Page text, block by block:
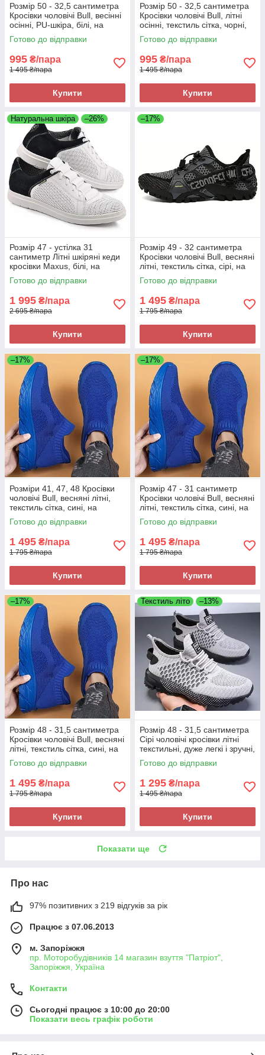
Розмір 50 - 32,5 сантиметра
Кросівки чоловічі Bull, весінні
осінні, PU-шкіра, білі, на
підошві з піни, легкі і зручні
Готово до відправки
995 ₴/пара
1 495 ₴/пара
Купити
Розмір 50 - 32,5 сантиметра
Кросівки чоловічі Bull, літні
осінні, текстиль сітка, чорні,
на підошві з піни, легкі і
зручні
Готово до відправки
995 ₴/пара
1 495 ₴/пара
Купити
Натуральна шкіра –26%
Розмір 47 - устілка 31
сантиметр Літні шкіряні кеди
кросівки Maxus, білі, на
підошві з піни, легкі та зручні
Готово до відправки
1 995 ₴/пара
2 695 ₴/пара
Купити
–17%
Розмір 49 - 32 сантиметра
Кросівки чоловічі Bull, весняні
літні, текстиль сітка, сірі, на
підошві з піни, легкі і зручні
Готово до відправки
1 495 ₴/пара
1 795 ₴/пара
Купити
–17%
Розміри 41, 47, 48 Кросівки
чоловічі Bull, весняні літні,
текстиль сітка, сині, на
підошві з піни, легкі і зручні
Готово до відправки
1 495 ₴/пара
1 795 ₴/пара
Купити
–17%
Розмір 47 - 31 сантиметр
Кросівки чоловічі Bull, весняні
літні, текстиль сітка, сині, на
підошві з піни, легкі і зручні
Готово до відправки
1 495 ₴/пара
1 795 ₴/пара
Купити
–17%
Розмір 48 - 31,5 сантиметра
Кросівки чоловічі Bull, весняні
літні, текстиль сітка, сині, на
підошві з піни, легкі і зручні
Готово до відправки
1 495 ₴/пара
1 795 ₴/пара
Купити
Текстиль літо –13%
Розмір 48 - 31,5 сантиметра
Сірі чоловічі кросівки літні
текстильні, дуже легкі і зручні,
на підошві з піни
Готово до відправки
1 295 ₴/пара
1 495 ₴/пара
Купити
Показати ще
Про нас
97% позитивних з 219 відгуків за рік
Працює з 07.06.2013
м. Запоріжжя
пр. Моторобудівників 14 магазин взуття "Патріот",
Запоріжжя, Україна
Контакти
Сьогодні працює з 10:00 до 20:00
Показати весь графік роботи